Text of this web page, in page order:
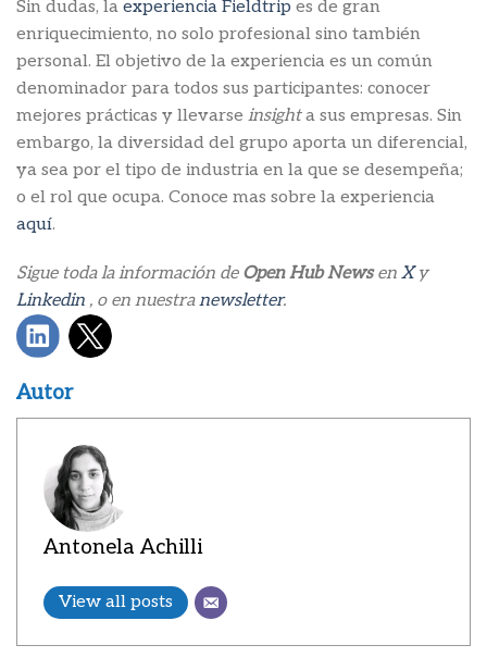
Sin dudas, la experiencia Fieldtrip es de gran
enriquecimiento, no solo profesional sino también
personal. El objetivo de la experiencia es un común
denominador para todos sus participantes: conocer
mejores prácticas y llevarse insighta sus empresas. Sin
embargo, la diversidad del grupo aporta un diferencial,
ya sea por el tipo de industria en la que se desempeña;
o el rol que ocupa. Conoce mas sobre la experiencia
aquí.
Sigue toda la información de Open Hub Newsen Xy
Linkedin , o en nuestranewsletter.
Autor
Antonela Achilli
View all posts